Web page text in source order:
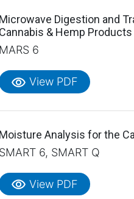
Digestion and
& Hemp Products
6
visibility View PDF
Analysis for the
6, SMART Q
visibility View PDF